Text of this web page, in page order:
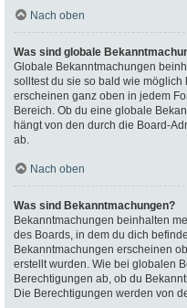
Nach oben
Was sind globale
Globale Bekanntmachungen
solltest du sie so bald wie
erscheinen ganz oben in jedem
Bereich. Ob du eine globale
hängt von den durch die Board-
ab.
Nach oben
Was sind Bekanntmachungen?
Bekanntmachungen beinhalten
des Boards, in dem du dich
Bekanntmachungen erscheinen
erstellt wurden. Wie bei globalen
Berechtigungen ab, ob du
Die Berechtigungen werden von